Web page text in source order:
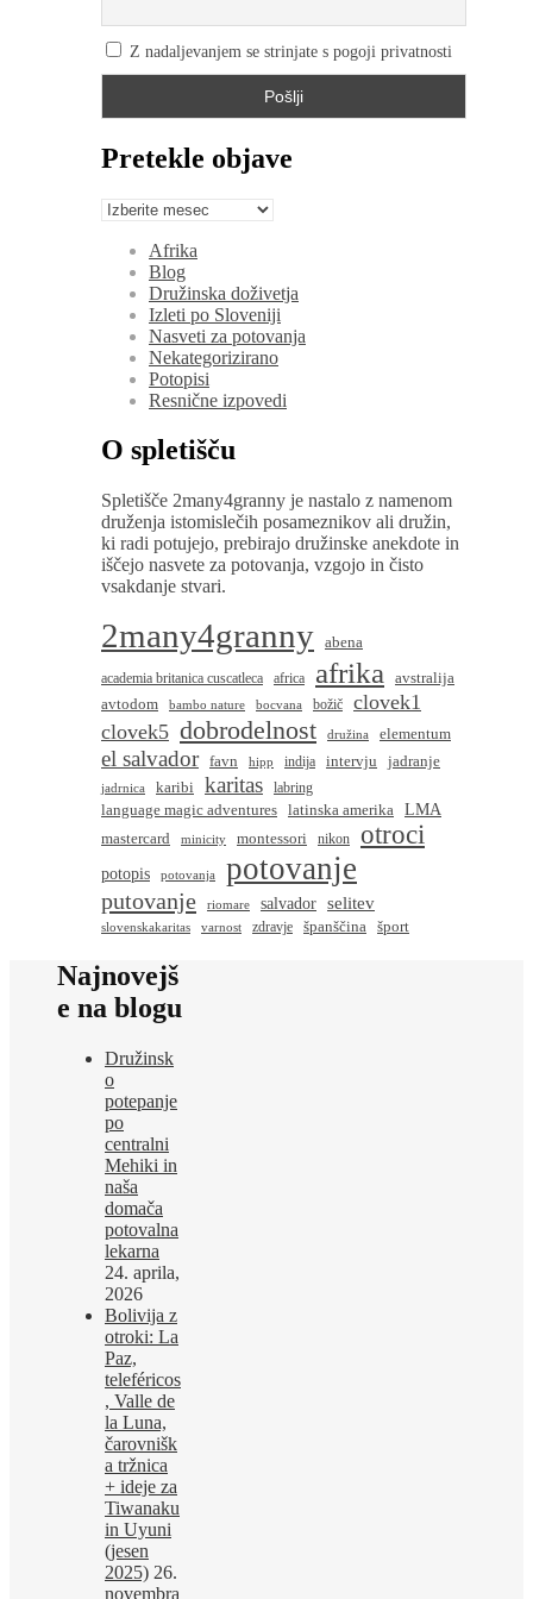
Z nadaljevanjem se strinjate s pogoji privatnosti
Pretekle objave
Pretekle
Afrika
Blog
Družinska doživetja
Izleti po Sloveniji
Nasveti za potovanja
Nekategorizirano
Potopisi
Resnične izpovedi
O spletišču
Spletišče 2many4granny je nastalo z namenom
druženja istomislečih posameznikov ali družin,
ki radi potujejo, prebirajo družinske anekdote in
iščejo nasvete za potovanja, vzgojo in čisto
vsakdanje stvari.
2many4granny abena
academia britanica cuscatleca africa afrika
avstralija
avtodom
bambo nature bocvana božič
clovek1
clovek5 dobrodelnost družina elementum
el salvador favn hipp indija intervju jadranje
jadrnica karibi karitas labring
language magic adventures latinska amerika LMA
mastercard minicity montessori nikon otroci
potopis potovanja potovanje
putovanje riomare salvador selitev
slovenskakaritas varnost zdravje španščina šport
Najnovejš
e na blogu
Družinsk
o
potepanje
po
centralni
Mehiki in
naša
domača
potovalna
lekarna
24. aprila,
2026
Bolivija z
otroki: La
Paz,
teleféricos
, Valle de
la Luna,
čarovnišk
a tržnica
+ ideje za
Tiwanaku
in Uyuni
(jesen
2025) 26.
novembra